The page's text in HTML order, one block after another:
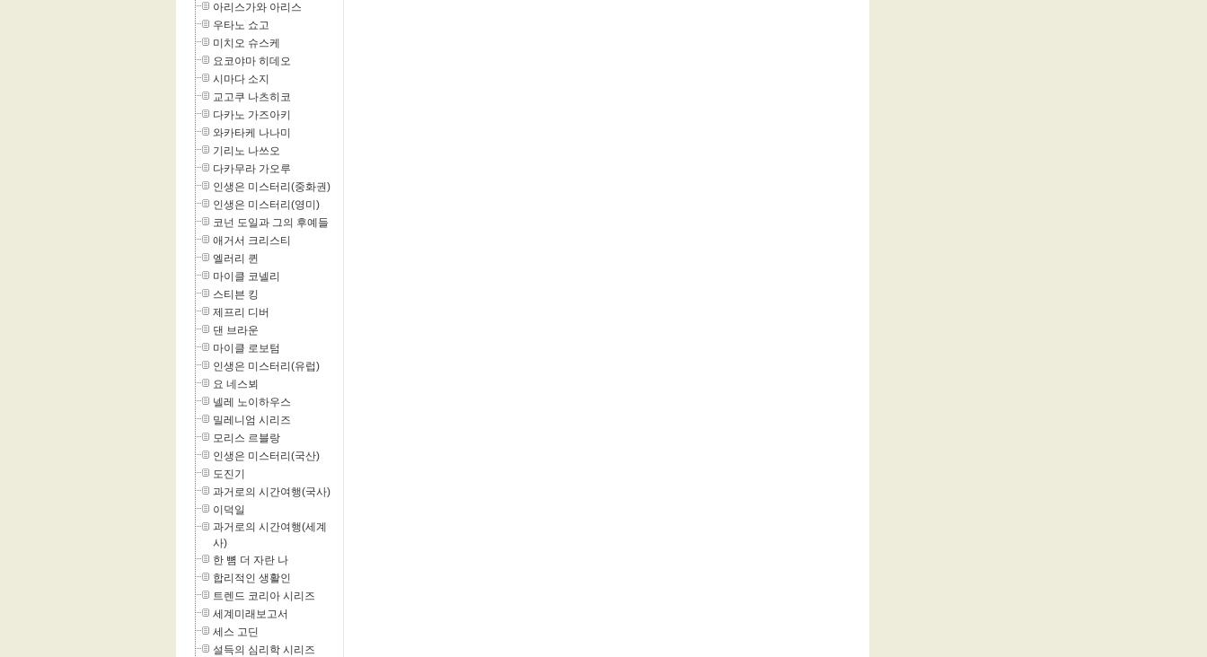
아리스가와 아리스
우타노 쇼고
미치오 슈스케
요코야마 히데오
시마다 소지
교고쿠 나츠히코
다카노 가즈아키
와카타케 나나미
기리노 나쓰오
다카무라 가오루
인생은 미스터리(중화권)
인생은 미스터리(영미)
코넌 도일과 그의 후예들
애거서 크리스티
엘러리 퀸
마이클 코넬리
스티븐 킹
제프리 디버
댄 브라운
마이클 로보텀
인생은 미스터리(유럽)
요 네스뵈
넬레 노이하우스
밀레니엄 시리즈
모리스 르블랑
인생은 미스터리(국산)
도진기
과거로의 시간여행(국사)
이덕일
과거로의 시간여행(세계
사)
한 뼘 더 자란 나
합리적인 생활인
트렌드 코리아 시리즈
세계미래보고서
세스 고딘
설득의 심리학 시리즈